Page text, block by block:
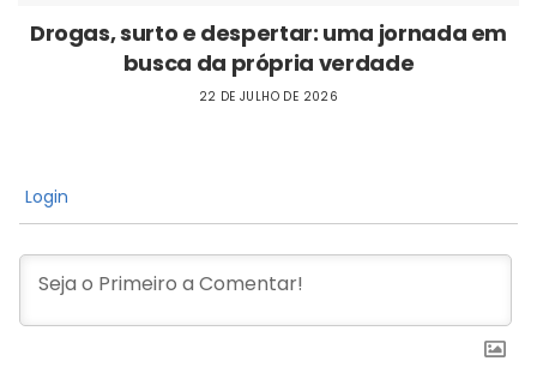
Drogas, surto e despertar: uma jornada em
busca da própria verdade
22 DE JULHO DE 2026
Login